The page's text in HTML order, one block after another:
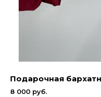
Подарочная
8 000 руб.